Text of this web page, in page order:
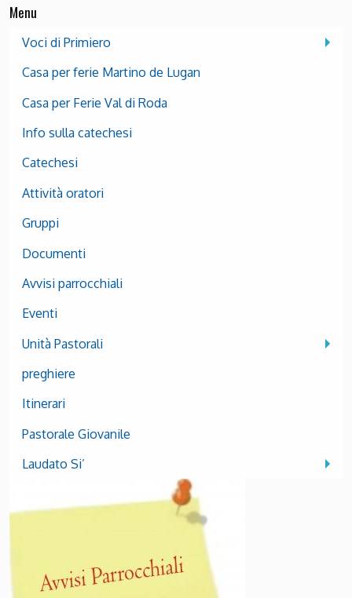
Menu
Voci di Primiero
Casa per ferie Martino de Lugan
Casa per Ferie Val di Roda
Info sulla catechesi
Catechesi
Attività oratori
Gruppi
Documenti
Avvisi parrocchiali
Eventi
Unità Pastorali
preghiere
Itinerari
Pastorale Giovanile
Laudato Si’